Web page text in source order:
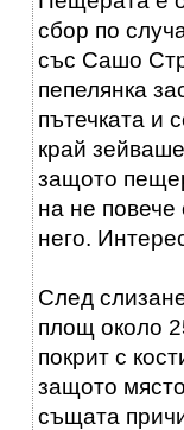
сбор по
със Сашо
пепелянка
пътечката и
край
защото
на не
него.
След
площ около
покрит с
защото
същата